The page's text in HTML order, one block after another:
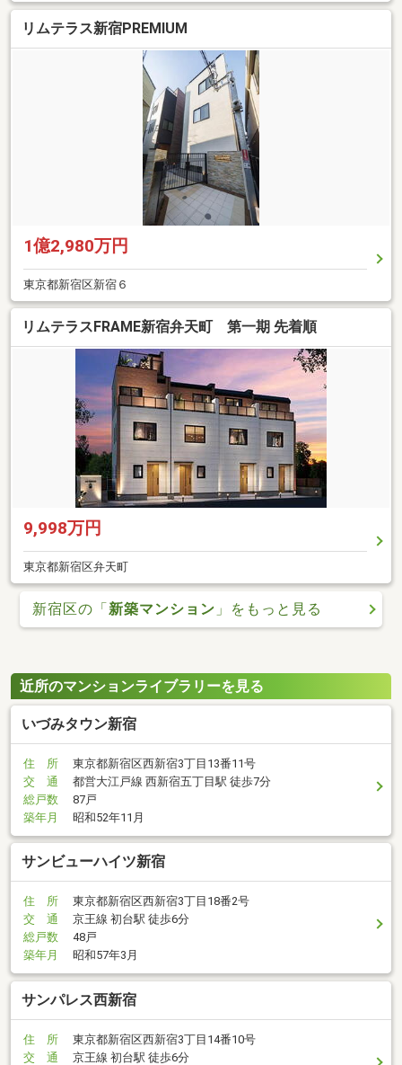
リムテラス新宿PREMIUM
1億2,980万円
東京都新宿区新宿６
リムテラスFRAME新宿弁天町 第一期 先着順
9,998万円
東京都新宿区弁天町
新宿区の「新築マンション 」をもっと見る
近所のマンションライブラリーを見る
いづみタウン新宿
住 所
東京都新宿区西新宿3丁目13番11号
交 通
都営大江戸線 西新宿五丁目駅 徒歩7分
総戸数
87戸
築年月
昭和52年11月
サンビューハイツ新宿
住 所
東京都新宿区西新宿3丁目18番2号
交 通
京王線 初台駅 徒歩6分
総戸数
48戸
築年月
昭和57年3月
サンパレス西新宿
住 所
東京都新宿区西新宿3丁目14番10号
交 通
京王線 初台駅 徒歩6分